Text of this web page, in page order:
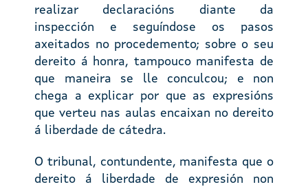
realizar declaracións diante da
inspección e seguíndose os pasos
axeitados no procedemento; sobre o seu
dereito á honra, tampouco manifesta de
que maneira se lle conculcou; e non
chega a explicar por que as expresións
que verteu nas aulas encaixan no dereito
á liberdade de cátedra.
O tribunal, contundente, manifesta que o
dereito á liberdade de expresión non